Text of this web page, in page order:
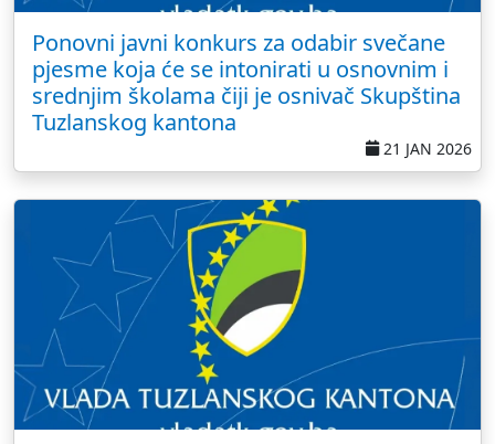
Ponovni javni konkurs za odabir svečane
pjesme koja će se intonirati u osnovnim i
srednjim školama čiji je osnivač Skupština
Tuzlanskog kantona
21 JAN 2026